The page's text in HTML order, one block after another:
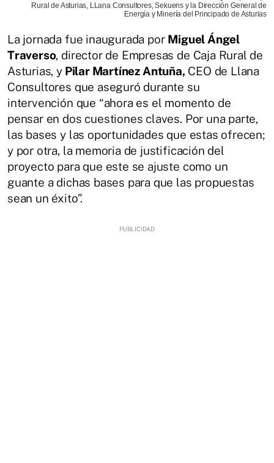
Rural de Asturias, LLana Consultores, Sekuens y la Dirección General de
Energía y Minería del Principado de Asturias
La jornada fue inaugurada por Miguel Ángel
Traverso, director de Empresas de Caja Rural de
Asturias, yPilar Martínez Antuña, CEO de Llana
Consultores que aseguró durante su
intervención que “ahora es el momento de
pensar en dos cuestiones claves. Por una parte,
las bases y las oportunidades que estas ofrecen;
y por otra, la memoria de justificación del
proyecto para que este se ajuste como un
guante a dichas bases para que las propuestas
sean un éxito”.